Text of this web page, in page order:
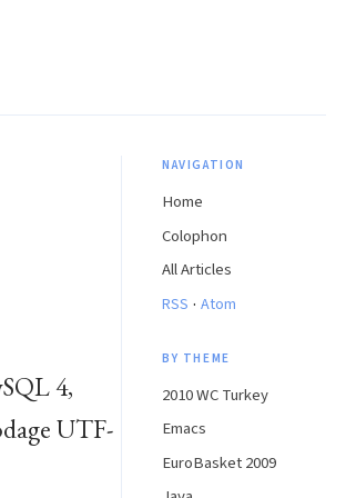
4,
UTF-
NAVIGATION
Home
Colophon
All Articles
RSS · Atom
BY THEME
2010 WC Turkey
Emacs
EuroBasket 2009